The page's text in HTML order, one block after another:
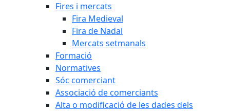
Fires i mercats
Fira Medieval
Fira de Nadal
Mercats setmanals
Formació
Normatives
Sóc comerciant
Associació de comerciants
Alta o modificació de les dades dels